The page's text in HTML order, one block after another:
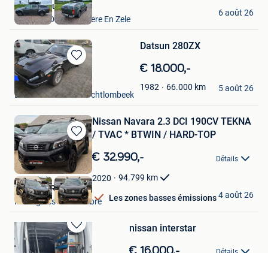
VAVATO Auctions
Lokeren+Deel Overmere En Zele
6 août 26
Sauvegarder
dans
Mes
Favoris
Datsun 280ZX
€ 18.000,-
1982 66.000 km
Dimi
Liedekerke +Deel Borchtlombeek
5 août 26
Sauvegarder
dans
Mes
Favoris
Nissan Navara 2.3 DCI 190CV TEKNA
/ TVAC * BTWIN / HARD-TOP
€ 32.990,- Détails
2020 94.799 km
Les zones basses émissions
BE MOTORS
Montignies-Sur-Sambre
4 août 26
Sauvegarder
dans
nissan interstar
€ 16.000,-